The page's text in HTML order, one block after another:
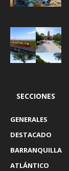
SECCIONES
GENERALES
DESTACADO
BARRANQUILLA
ATLÁNTICO